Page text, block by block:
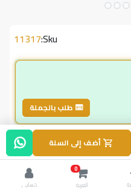
Sku:
11317
طلب بالجملة
أضف إلى السلة
0
العربة
حسابي